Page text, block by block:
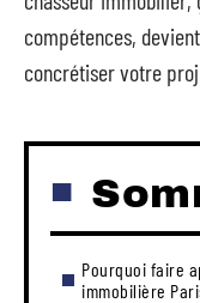
compétences,
concrétiser votre
Pourquoi faire
immobilière